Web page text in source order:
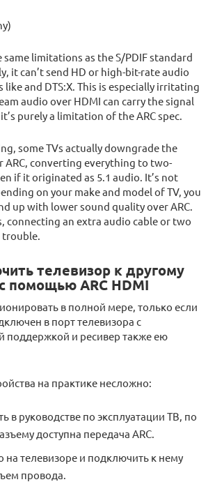
same limitations as the S/PDIF standard
it can’t send HD or high-bit-rate audio
like and DTS:X. This is especially irritating
audio over HDMI can carry the signal
purely a limitation of the ARC spec.
some TVs actually downgrade the
converting everything to two-
if it originated as 5.1 audio. It’s not
on your make and model of TV, you
up with lower sound quality over ARC.
connecting an extra audio cable or two
телевизор к другому
помощью ARC HDMI
в полной мере, только если
в порт телевизора с
поддержкой и ресивер также ею
на практике несложно:
в руководстве по эксплуатации ТВ, по
доступна передача ARC.
на телевизоре и подключить к нему
провода.